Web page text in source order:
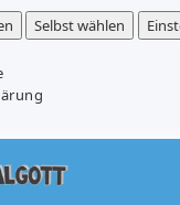
Selbst wählen